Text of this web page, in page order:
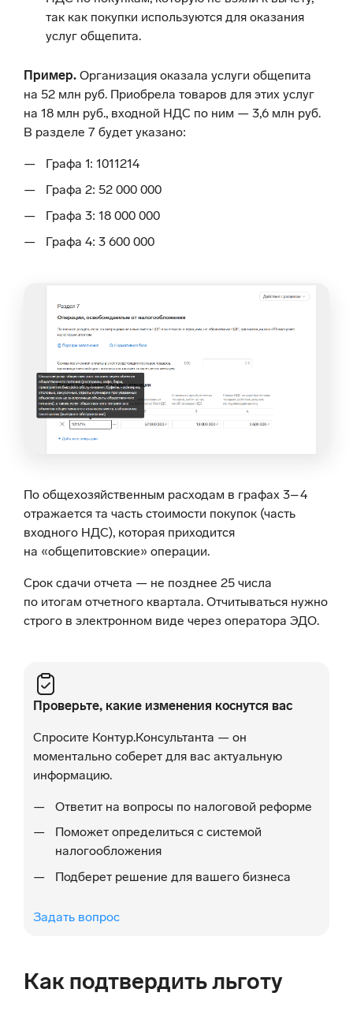
так как покупки используются для оказания
услуг общепита.
Пример. Организация оказала услуги общепита
на 52 млн руб. Приобрела товаров для этих услуг
на 18 млн руб., входной НДС по ним — 3,6 млн руб.
В разделе 7 будет указано:
Графа 1: 1011214
Графа 2: 52 000 000
Графа 3: 18 000 000
Графа 4: 3 600 000
По общехозяйственным расходам в графах 3–4
отражается та часть стоимости покупок (часть
входного НДС), которая приходится
на «общепитовские» операции.
Срок сдачи отчета — не позднее 25 числа
по итогам отчетного квартала. Отчитываться нужно
строго в электронном виде через оператора ЭДО.
Проверьте, какие изменения коснутся вас
Спросите Контур.Консультанта — он
моментально соберет для вас актуальную
информацию.
Ответит на вопросы по налоговой реформе
Поможет определиться с системой
налогообложения
Подберет решение для вашего бизнеса
Задать вопрос
Как подтвердить льготу